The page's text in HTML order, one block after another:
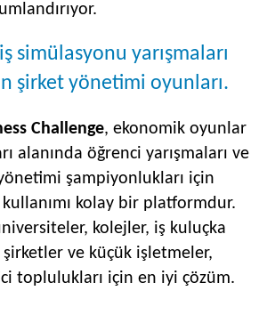
simülasyonu yarışmaları
şirket yönetimi oyunları.
Challenge, ekonomik oyunlar
alanında öğrenci yarışmaları ve
şampiyonlukları için
kullanımı kolay bir platformdur.
kolejler, iş kuluçka
ve küçük işletmeler,
toplulukları için en iyi çözüm.